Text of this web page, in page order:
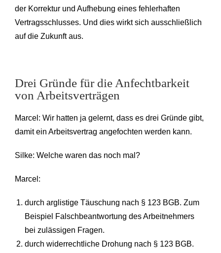
der Korrektur und Aufhebung eines fehlerhaften
Vertragsschlusses. Und dies wirkt sich ausschließlich
auf die Zukunft aus.
Drei Gründe für die Anfechtbarkeit
von Arbeitsverträgen
Marcel: Wir hatten ja gelernt, dass es drei Gründe gibt,
damit ein Arbeitsvertrag angefochten werden kann.
Silke: Welche waren das noch mal?
Marcel:
durch arglistige Täuschung nach § 123 BGB. Zum
Beispiel Falschbeantwortung des Arbeitnehmers
bei zulässigen Fragen.
durch widerrechtliche Drohung nach § 123 BGB.